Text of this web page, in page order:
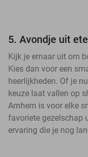
5. Avondje uit
Kijk je ernaar uit om
Kies dan voor een
heerlijkheden. Of je
keuze laat vallen op
Arnhem is voor elke
favoriete gezelschap
ervaring die je nog